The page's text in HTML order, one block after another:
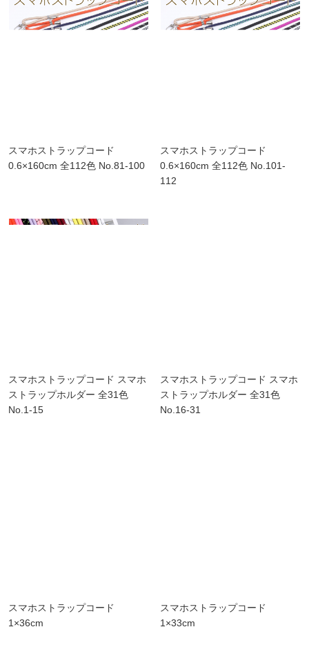
スマホストラップコード
0.6×160cm 全112色 No.81-100
スマホストラップコード
0.6×160cm 全112色 No.101-
112
スマホストラップコード スマホ
ストラップホルダー 全31色
No.1-15
スマホストラップコード スマホ
ストラップホルダー 全31色
No.16-31
スマホストラップコード
1×36cm
スマホストラップコード
1×33cm